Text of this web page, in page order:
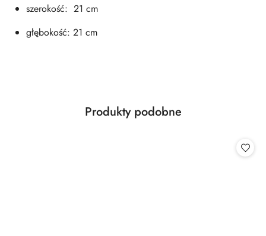
szerokość: 21 cm
głębokość: 21 cm
Pomiń karuzelę produktów
Produkty
Produkty podobne